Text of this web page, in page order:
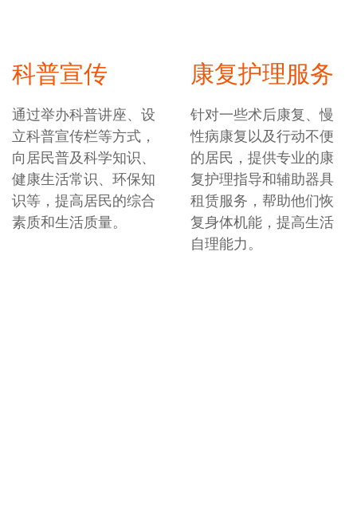
科普宣传
通过举办科普讲座、设
立科普宣传栏等方式，
向居民普及科学知识、
健康生活常识、环保知
识等，提高居民的综合
素质和生活质量。
康复护理服务
针对一些术后康复、慢
性病康复以及行动不便
的居民，提供专业的康
复护理指导和辅助器具
租赁服务，帮助他们恢
复身体机能，提高生活
自理能力。